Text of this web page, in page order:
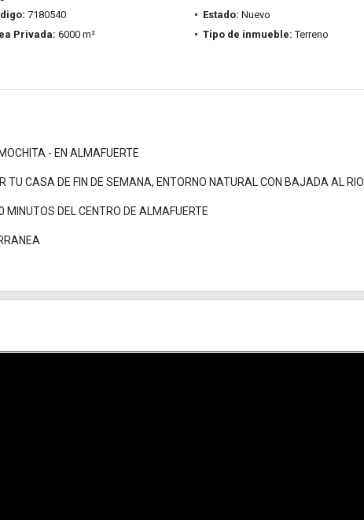
7180540 Estado: Nuevo
Privada: 6000 m² Tipo de inmueble: Terreno
- EN ALMAFUERTE
TU CASA DE FIN DE SEMANA, ENTORNO NATURAL CON BAJADA AL RIO
DEL CENTRO DE ALMAFUERTE